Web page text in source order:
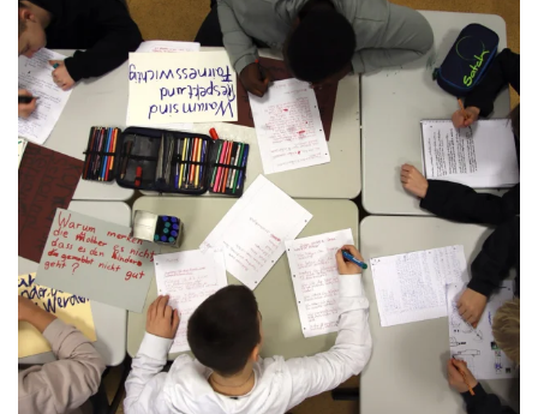
Anschauen....